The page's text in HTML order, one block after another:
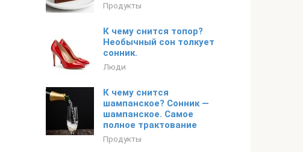
Продукты
К чему снится топор?
Необычный сон толкует
сонник.
Люди
К чему снится
шампанское? Сонник —
шампанское. Самое
полное трактование
Продукты